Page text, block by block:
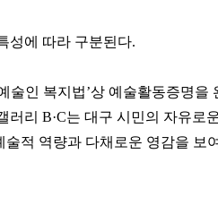
성에 따라 구분된다.
술인 복지법’상 예술활동증명
러리 B·C는 대구 시민의 자유로
적 역량과 다채로운 영감을 보